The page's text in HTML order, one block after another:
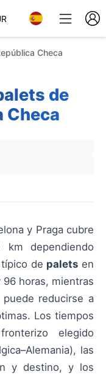
Checa
de
Checa
y Praga cubre
km dependiendo
de palets en
96 horas, mientras
reducirse a
Los tiempos
elegido
las
y destino, y los